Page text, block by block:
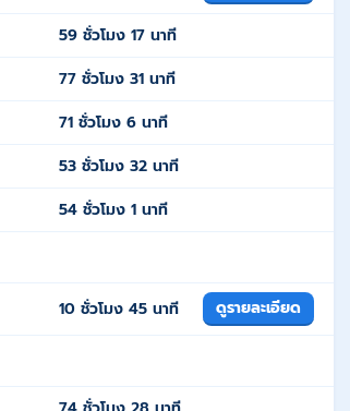
59 ชั่วโมง 17 นาที
77 ชั่วโมง 31 นาที
71 ชั่วโมง 6 นาที
53 ชั่วโมง 32 นาที
54 ชั่วโมง 1 นาที
10 ชั่วโมง 45 นาที ดูรายละเอียด